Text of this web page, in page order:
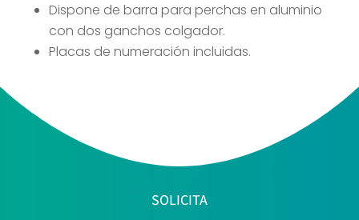
Dispone de barra para perchas en aluminio
con dos ganchos colgador.
Placas de numeración incluidas.
SOLICITA